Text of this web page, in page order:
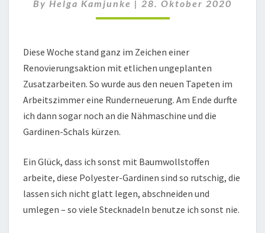
By Helga Kamjunke | 28. Oktober 2020
Diese Woche stand ganz im Zeichen einer
Renovierungsaktion mit etlichen ungeplanten
Zusatzarbeiten. So wurde aus den neuen Tapeten im
Arbeitszimmer eine Runderneuerung. Am Ende durfte
ich dann sogar noch an die Nähmaschine und die
Gardinen-Schals kürzen.
Ein Glück, dass ich sonst mit Baumwollstoffen
arbeite, diese Polyester-Gardinen sind so rutschig, die
lassen sich nicht glatt legen, abschneiden und
umlegen – so viele Stecknadeln benutze ich sonst nie.